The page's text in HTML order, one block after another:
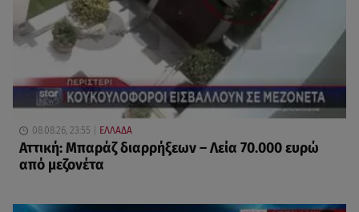
08.08.26, 23:55 ΕΛΛΑΔΑ
Αττική: Μπαράζ διαρρήξεων – Λεία 70.000 ευρώ
από μεζονέτα